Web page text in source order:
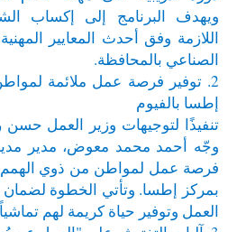
ويهدف البرنامج إلى إكساب
اللازمة وفق أحدث المعايير
الصناعي بالمحافظة.
2. توفير فرصة عمل ملائمة
إطسا بالفيوم
تنفيذًا لتوجيهات وزير العمل حسن
وجّه أحمد محمد معوض، مدير
فرصة عمل لمواطن من ذوي الهمم
بمركز إطسا. وتأتي الخطوة
العمل وتوفير حياة كريمة لهم